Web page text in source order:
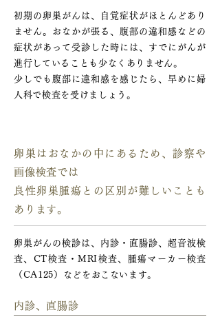
初期の卵巣がんは、自覚症状がほとんどあり
ません。おなかが張る、腹部の違和感などの
症状があって受診した時には、すでにがんが
進行していることも少なくありません。
少しでも腹部に違和感を感じたら、早めに婦
人科で検査を受けましょう。
卵巣はおなかの中にあるため、診察や
画像検査では
良性卵巣腫瘍との区別が難しいことも
あります。
卵巣がんの検診は、内診・直腸診、超音波検
査、CT検査・MRI検査、腫瘍マーカー検査
（CA125）などをおこないます。
内診、直腸診